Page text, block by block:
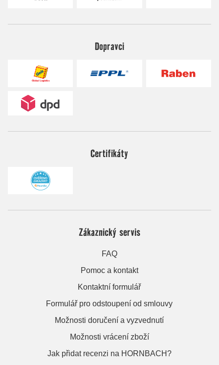
Dopravci
Certifikáty
Zákaznický servis
FAQ
Pomoc a kontakt
Kontaktní formulář
Formulář pro odstoupení od smlouvy
Možnosti doručení a vyzvednutí
Možnosti vrácení zboží
Jak přidat recenzi na HORNBACH?